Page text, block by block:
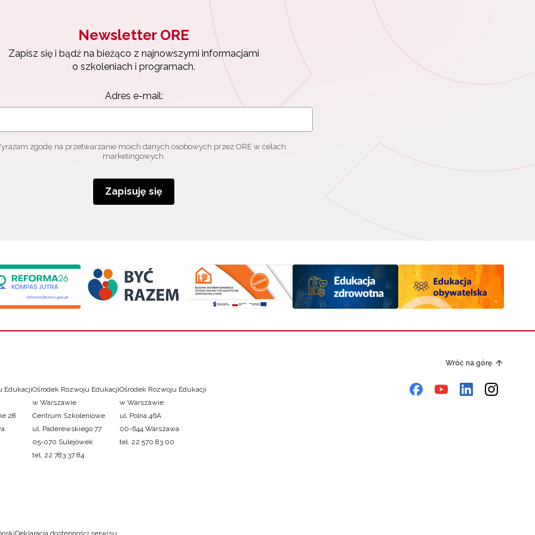
Newsletter ORE
Zapisz się i bądź na bieżąco z najnowszymi informacjami
o szkoleniach i programach.
Adres e-mail:
zgodę na przetwarzanie moich danych osobowych przez ORE w celach
marketingowych.
Zapisuję się
Wróć na górę
Edukacji
28
Ośrodek Rozwoju Edukacji
w Warszawie
Centrum Szkoleniowe
ul. Paderewskiego 77
05-070 Sulejówek
tel. 22 783 37 84
Ośrodek Rozwoju Edukacji
w Warszawie
ul. Polna 46A
00-644 Warszawa
tel. 22 570 83 00
Deklaracja dostępności serwisu